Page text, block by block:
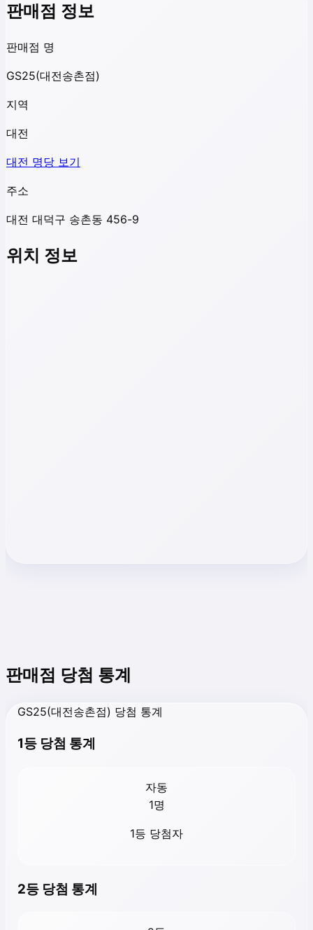
판매점 정보
판매점 명
GS25(대전송촌점)
지역
대전
대전 명당 보기
주소
대전 대덕구 송촌동 456-9
위치 정보
판매점 당첨 통계
GS25(대전송촌점) 당첨 통계
1등 당첨 통계
자동
1명
1등 당첨자
2등 당첨 통계